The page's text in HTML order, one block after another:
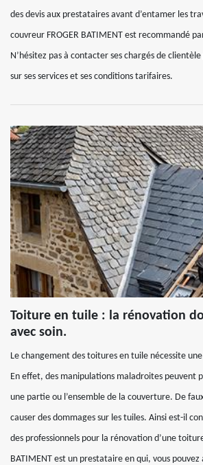
des devis aux prestataires avant d’entamer les
couvreur FROGER BATIMENT est recommandé
N’hésitez pas à contacter ses chargés de
sur ses services et ses conditions tarifaires.
Toiture en tuile : la rénovation
avec soin.
Le changement des toitures en tuile nécessite
En effet, des manipulations maladroites peuvent
une partie ou l’ensemble de la couverture. De
causer des dommages sur les tuiles. Ainsi est-il
des professionnels pour la rénovation d’une
BATIMENT est un prestataire en qui, vous pouvez